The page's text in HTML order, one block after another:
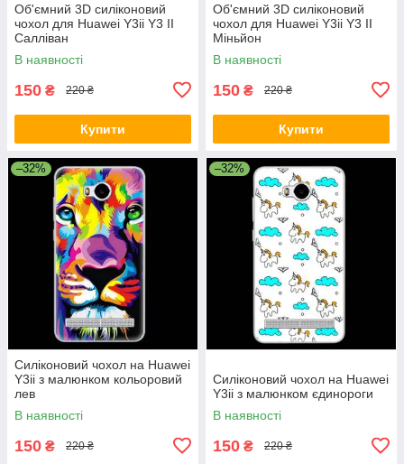
Об'ємний 3D силіконовий
чохол для Huawei Y3ii Y3 II
Салліван
В наявності
150 ₴ 220 ₴
Купити
Об'ємний 3D силіконовий
чохол для Huawei Y3ii Y3 II
Міньйон
В наявності
150 ₴ 220 ₴
Купити
–32%
Силіконовий чохол на Huawei
Y3ii з малюнком кольоровий
лев
В наявності
150 ₴ 220 ₴
–32%
Силіконовий чохол на Huawei
Y3ii з малюнком єдинороги
В наявності
150 ₴ 220 ₴